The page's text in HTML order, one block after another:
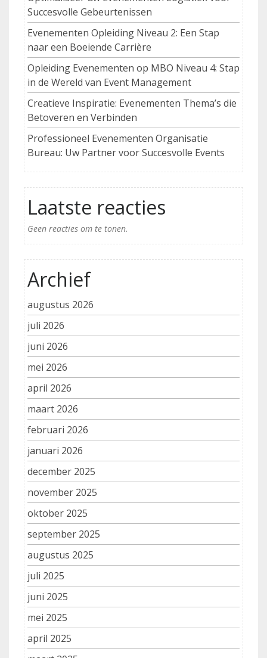
Succesvolle Gebeurtenissen
Evenementen Opleiding Niveau 2: Een Stap
naar een Boeiende Carrière
Opleiding Evenementen op MBO Niveau 4: Stap
in de Wereld van Event Management
Creatieve Inspiratie: Evenementen Thema’s die
Betoveren en Verbinden
Professioneel Evenementen Organisatie
Bureau: Uw Partner voor Succesvolle Events
Laatste reacties
Geen reacties om te tonen.
Archief
augustus 2026
juli 2026
juni 2026
mei 2026
april 2026
maart 2026
februari 2026
januari 2026
december 2025
november 2025
oktober 2025
september 2025
augustus 2025
juli 2025
juni 2025
mei 2025
april 2025